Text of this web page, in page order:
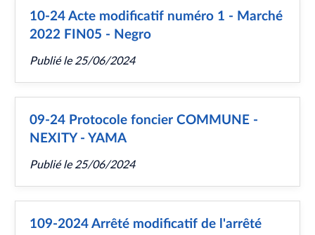
10-24 Acte modificatif numéro 1 - Marché
2022 FIN05 - Negro
Publié le25/06/2024
09-24 Protocole foncier COMMUNE -
NEXITY - YAMA
Publié le25/06/2024
109-2024 Arrêté modificatif de l'arrêté